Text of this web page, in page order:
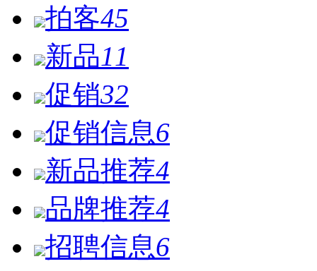
拍客45
新品11
促销32
促销信息6
新品推荐4
品牌推荐4
招聘信息6